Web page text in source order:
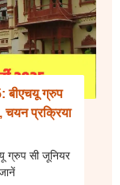
ग्रुप
चयन प्रक्रिया
ग्रुप सी जूनियर